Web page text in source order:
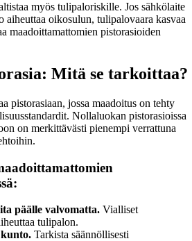
myös tulipaloriskille. Jos sähkölaite
aiheuttaa oikosulun, tulipalovaara kasvaa
maadoittamattomien pistorasioiden
Mitä se tarkoittaa?
pistorasiaan, jossa maadoitus on tehty
Nollaluokan pistorasioissa
on merkittävästi pienempi verrattuna
päälle valvomatta. Vialliset
tulipalon.
Tarkista säännöllisesti